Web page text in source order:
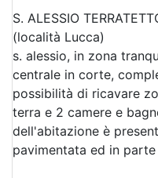
S. ALESSIO
(località Lucca)
s. alessio, in zona
centrale in corte,
possibilità di ricavare
terra e 2 camere e
dell'abitazione è
pavimentata ed in